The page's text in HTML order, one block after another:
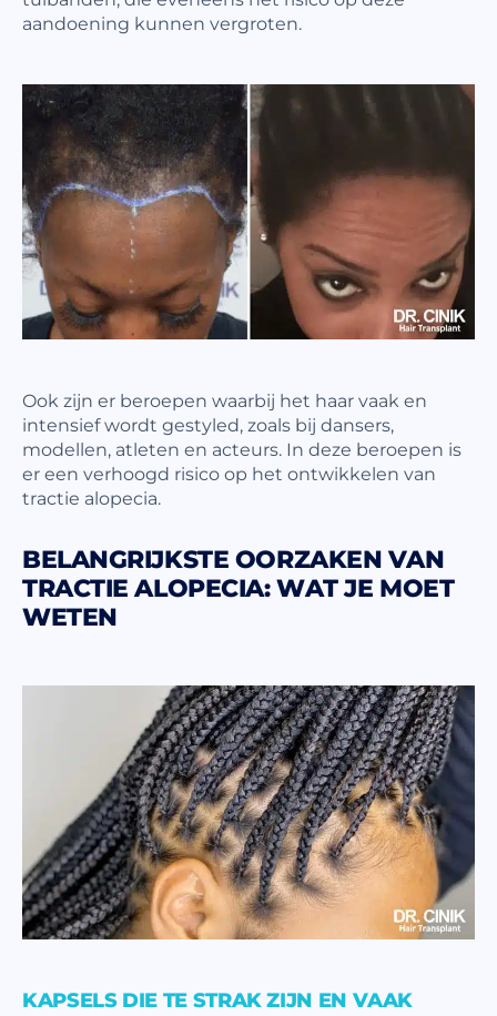
aandoening kunnen vergroten.
Ook zijn er beroepen waarbij het haar vaak en
intensief wordt gestyled, zoals bij dansers,
modellen, atleten en acteurs. In deze beroepen is
er een verhoogd risico op het ontwikkelen van
tractie alopecia.
BELANGRIJKSTE OORZAKEN VAN
TRACTIE ALOPECIA: WAT JE MOET
WETEN
KAPSELS DIE TE STRAK ZIJN EN VAAK